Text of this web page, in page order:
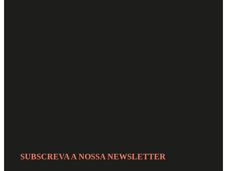
SUBSCREVA A NOSSA NEWSLETTER